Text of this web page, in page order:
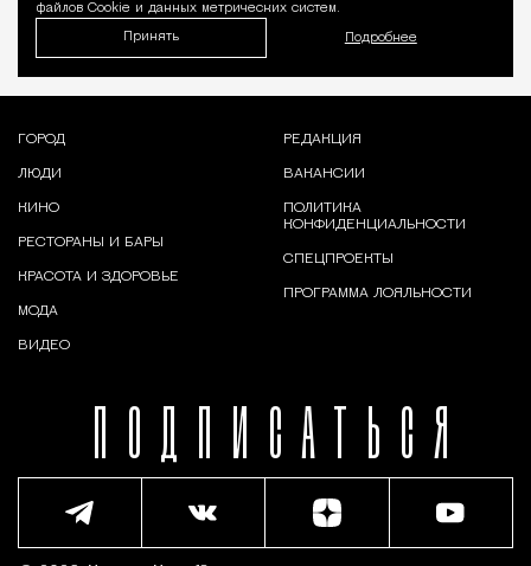
файлов Cookie и данных метрических систем.
Принять Подробнее
ПОДПИСАТЬСЯ
ГОРОД
ЛЮДИ
КИНО
РЕСТОРАНЫ И БАРЫ
КРАСОТА И ЗДОРОВЬЕ
МОДА
ВИДЕО
РЕДАКЦИЯ
ВАКАНСИИ
ПОЛИТИКА
КОНФИДЕНЦИАЛЬНОСТИ
СПЕЦПРОЕКТЫ
ПРОГРАММА ЛОЯЛЬНОСТИ